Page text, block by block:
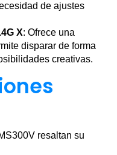
de ajustes
X: Ofrece una
disparar de forma
creativas.
resaltan su